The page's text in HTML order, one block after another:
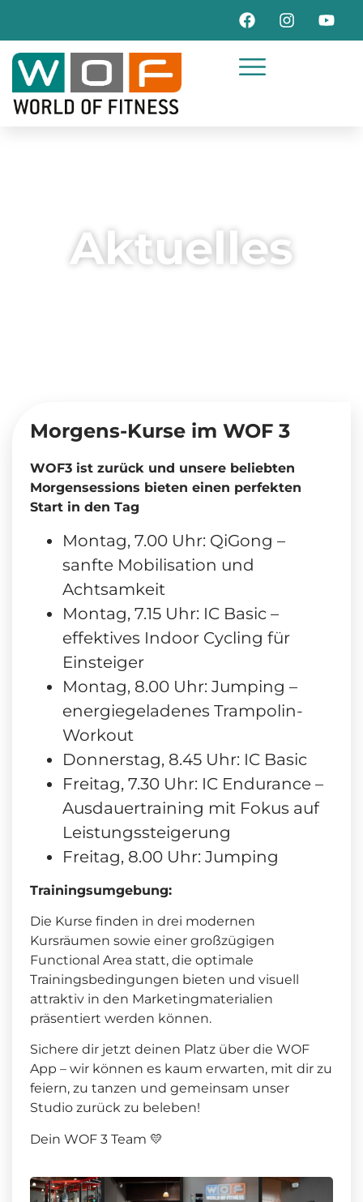
Aktuelles
Morgens-Kurse im WOF 3
WOF3 ist zurück und unsere beliebten
Morgensessions bieten einen perfekten
Start in den Tag
Montag, 7.00 Uhr: QiGong –
sanfte Mobilisation und
Achtsamkeit
Montag, 7.15 Uhr: IC Basic –
effektives Indoor Cycling für
Einsteiger
Montag, 8.00 Uhr: Jumping –
energiegeladenes Trampolin-
Workout
Donnerstag, 8.45 Uhr: IC Basic
Freitag, 7.30 Uhr: IC Endurance –
Ausdauertraining mit Fokus auf
Leistungssteigerung
Freitag, 8.00 Uhr: Jumping
Trainingsumgebung:
Die Kurse finden in drei modernen
Kursräumen sowie einer großzügigen
Functional Area statt, die optimale
Trainingsbedingungen bieten und visuell
attraktiv in den Marketingmaterialien
präsentiert werden können.
Sichere dir jetzt deinen Platz über die WOF
App – wir können es kaum erwarten, mit dir zu
feiern, zu tanzen und gemeinsam unser
Studio zurück zu beleben!
Dein WOF 3 Team 💛